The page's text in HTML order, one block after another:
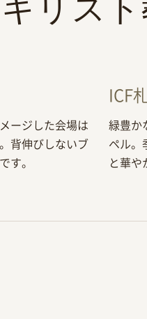
キリス
ージした会場は
背伸びしないブ
す。
ICF
緑豊か
ペル。
と華